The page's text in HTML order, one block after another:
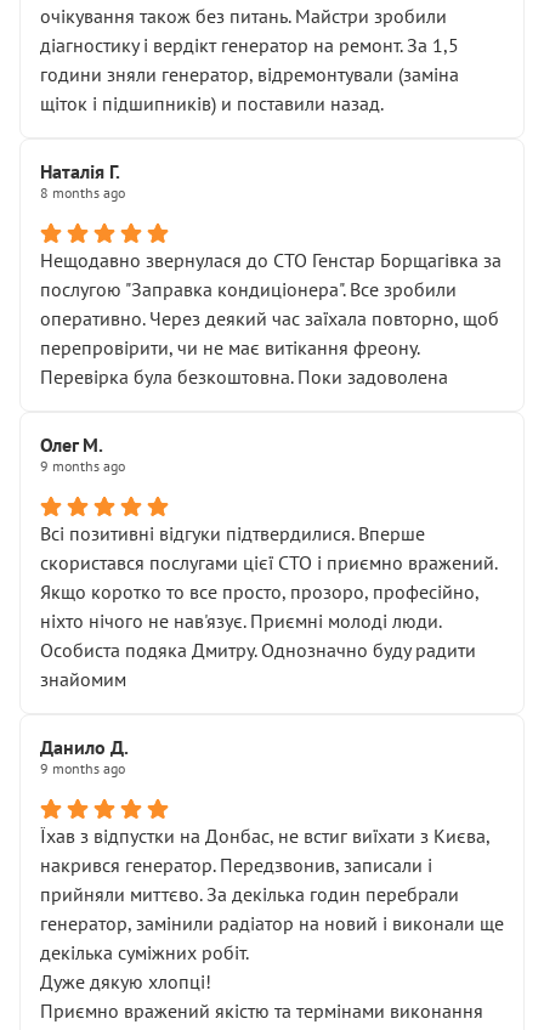
очікування також без питань. Майстри зробили
діагностику і вердікт генератор на ремонт. За 1,5
години зняли генератор, відремонтували (заміна
щіток і підшипників) и поставили назад.
Наталія Г.
8 months ago
Нещодавно звернулася до СТО Генстар Борщагівка за
послугою "Заправка кондиціонера". Все зробили
оперативно. Через деякий час заїхала повторно, щоб
перепровірити, чи не має витікання фреону.
Перевірка була безкоштовна. Поки задоволена
Олег М.
9 months ago
Всі позитивні відгуки підтвердилися. Вперше
скористався послугами цієї СТО і приємно вражений.
Якщо коротко то все просто, прозоро, професійно,
ніхто нічого не нав'язує. Приємні молоді люди.
Особиста подяка Дмитру. Однозначно буду радити
знайомим
Данило Д.
9 months ago
Їхав з відпустки на Донбас, не встиг виїхати з Києва,
накрився генератор. Передзвонив, записали і
прийняли миттєво. За декілька годин перебрали
генератор, замінили радіатор на новий і виконали ще
декілька суміжних робіт.
Дуже дякую хлопці!
Приємно вражений якістю та термінами виконання